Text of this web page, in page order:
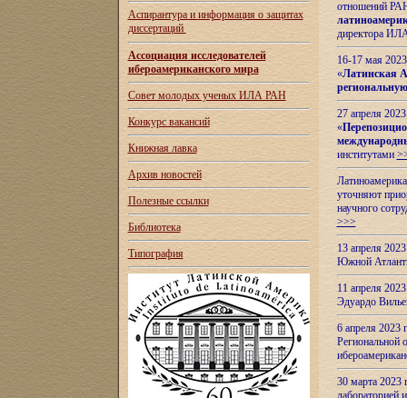
Аспирантура и информация о защитах
диссертаций
Ассоциация исследователей
ибероамериканского мира
Совет молодых ученых ИЛА РАН
Конкурс вакансий
Книжная лавка
Архив новостей
Полезные ссылки
Библиотека
Типография
отношений
директора
16-17 мая
«Латинская
27 апреля
«
институтами
уточняют
научного
>>>
13 апреля
Южной
11 апреля
Эдуардо
6 апреля
Региональной
30 марта 2023
лабораторией